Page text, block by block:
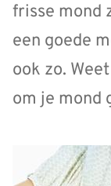
frisse mond
een goede
ook zo.
om je mond